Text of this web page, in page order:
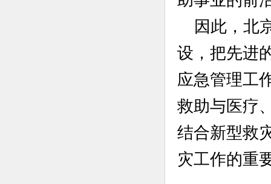
因此，北
设，把先进
应急管理工
救助与医疗
结合新型救
灾工作的重